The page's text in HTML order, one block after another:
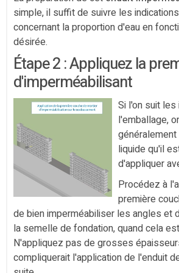
simple, il suffit de suivre les
concernant la proportion d'eau en
désirée.
Étape 2 : Appliquez la
d'imperméabilisant
Si l'on suit
l'emballage,
liquide qu'il
d'appliquer
Procédez à
première
de bien imperméabiliser les angles et
la semelle de fondation, quand cela
N'appliquez pas de grosses
compliquerait l'application de l'enduit